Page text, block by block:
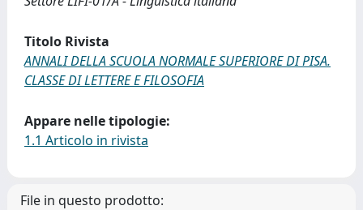
Titolo Rivista
ANNALI DELLA SCUOLA NORMALE SUPERIORE DI PISA.
CLASSE DI LETTERE E FILOSOFIA
Appare nelle tipologie:
1.1 Articolo in rivista
File in questo prodotto: